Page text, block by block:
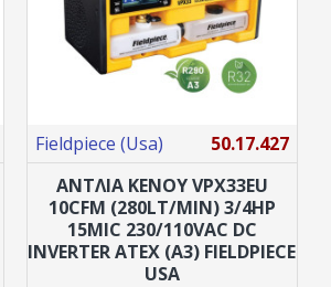
Fieldpiece (Usa)
50.17.427
ΑΝΤΛΙΑ ΚΕΝΟΥ VPX33EU
10CFM (280LT/MIN) 3/4HP
15MIC 230/110VAC DC
INVERTER ATEX (A3) FIELDPIECE
USA